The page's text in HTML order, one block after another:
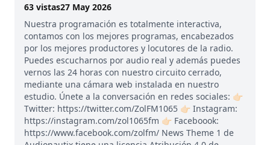
63 vistas27 May 2026
Nuestra programación es totalmente interactiva,
contamos con los mejores programas, encabezados
por los mejores productores y locutores de la radio.
Puedes escucharnos por audio real y además puedes
vernos las 24 horas con nuestro circuito cerrado,
mediante una cámara web instalada en nuestro
estudio. Únete a la conversación en redes sociales: 👉🏻
Twitter: https://twitter.com/ZolFM1065 👉🏻 Instagram:
https://instagram.com/zol1065fm 👉🏻 Faceboook:
https://www.facebook.com/zolfm/ News Theme 1 de